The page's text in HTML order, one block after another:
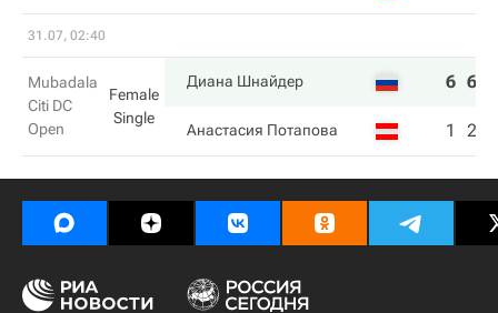
31.07, 02:40
Mubadala
Citi DC
Open
Female
Single
Диана Шнайдер 6 6
Анастасия Потапова 1 2